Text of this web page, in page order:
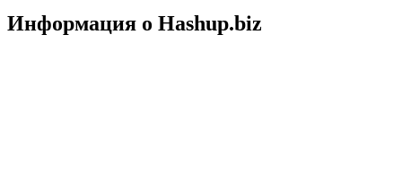
Информация о Hashup.biz